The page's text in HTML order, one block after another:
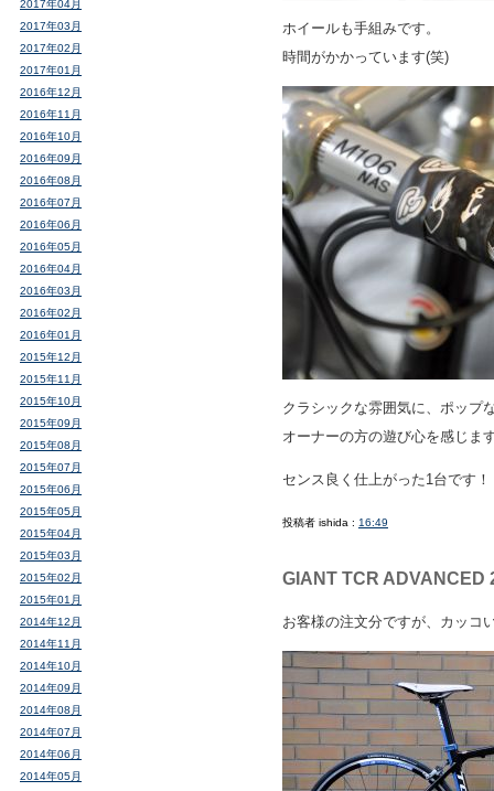
ホイールも手組みです。
時間がかかっています(笑)
クラシックな雰囲気に、ポップ
オーナーの方の遊び心を感じま
センス良く仕上がった1台です！
投稿者 ishida : 16:49
GIANT TCR ADVANCED
お客様の注文分ですが、カッコ
2017年04月
2017年03月
2017年02月
2017年01月
2016年12月
2016年11月
2016年10月
2016年09月
2016年08月
2016年07月
2016年06月
2016年05月
2016年04月
2016年03月
2016年02月
2016年01月
2015年12月
2015年11月
2015年10月
2015年09月
2015年08月
2015年07月
2015年06月
2015年05月
2015年04月
2015年03月
2015年02月
2015年01月
2014年12月
2014年11月
2014年10月
2014年09月
2014年08月
2014年07月
2014年06月
2014年05月